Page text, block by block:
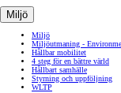
Miljö
Miljö
Miljöutmaning -
Hållbar mobilitet
4 steg för en bättre värld
Hållbart samhälle
Styrning och uppföljning
WLTP